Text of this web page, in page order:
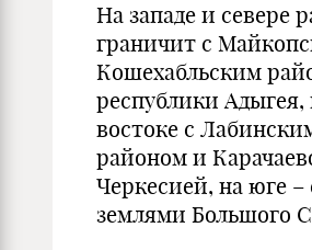
На западе и севере
граничит с
Кошехабльским
республики Адыгея,
востоке с
районом и
Черкесией, на юге –
землями Большого